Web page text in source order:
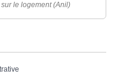
le logement (Anil)